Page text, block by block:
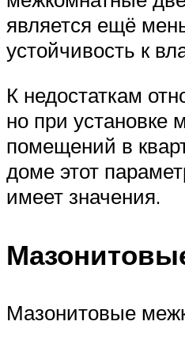
является ещё
устойчивость к
К недостаткам
но при установке
помещений в
доме этот
имеет значения.
Мазонитовые